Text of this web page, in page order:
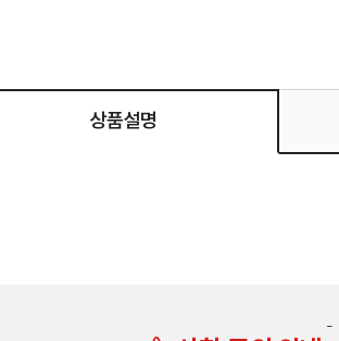
상품설명